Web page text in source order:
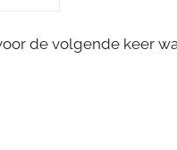
de volgende keer